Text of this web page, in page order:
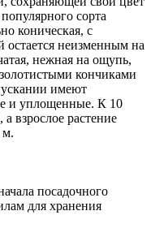
сорта
коническая, с
остается неизменным на
нежная на ощупь,
кончиками
имеют
и уплощенные. К 10
взрослое растение
м.
посадочного
для хранения